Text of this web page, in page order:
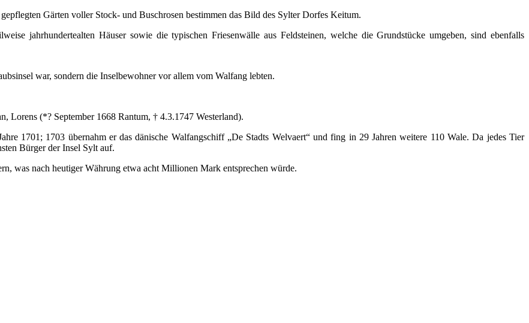
Gärten voller Stock- und Buschrosen bestimmen das Bild des Sylter Dorfes Keitum.
jahrhundertealten Häuser sowie die typischen Friesenwälle aus Feldsteinen, welche die Grundstücke umgeben, sind ebenfalls
war, sondern die Inselbewohner vor allem vom Walfang lebten.
Lorens (*? September 1668 Rantum, † 4.3.1747 Westerland).
1701; 1703 übernahm er das dänische Walfangschiff „De Stadts Welvaert“ und fing in 29 Jahren weitere 110 Wale. Da jedes Tier
Bürger der Insel Sylt auf.
was nach heutiger Währung etwa acht Millionen Mark entsprechen würde.